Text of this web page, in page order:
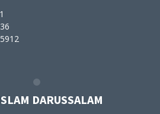
1
36
DARUSSALAM